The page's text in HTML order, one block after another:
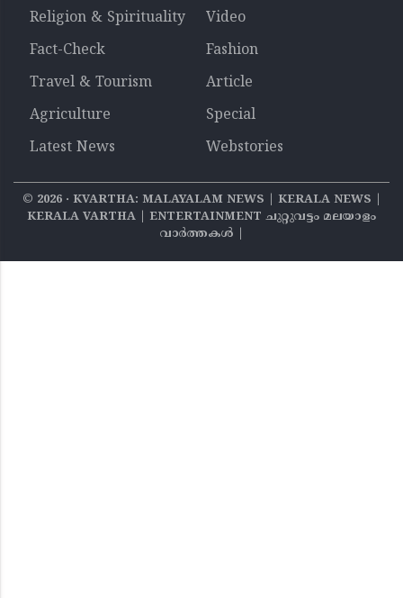
Religion & Spirituality
Video
Fact-Check
Fashion
Travel & Tourism
Article
Agriculture
Special
Latest News
Webstories
© 2026‧ KVARTHA: MALAYALAM NEWS | KERALA NEWS |
KERALA VARTHA | ENTERTAINMENT ചുറ്റുവട്ടം മലയാളം
വാര്‍ത്തകൾ |